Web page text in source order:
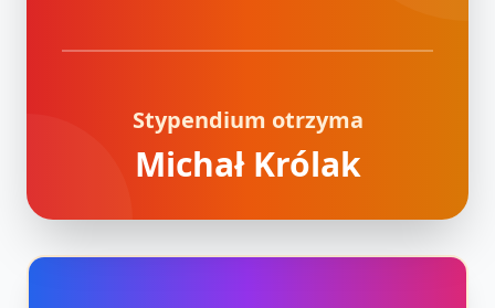
Stypendium otrzyma
Michał Królak